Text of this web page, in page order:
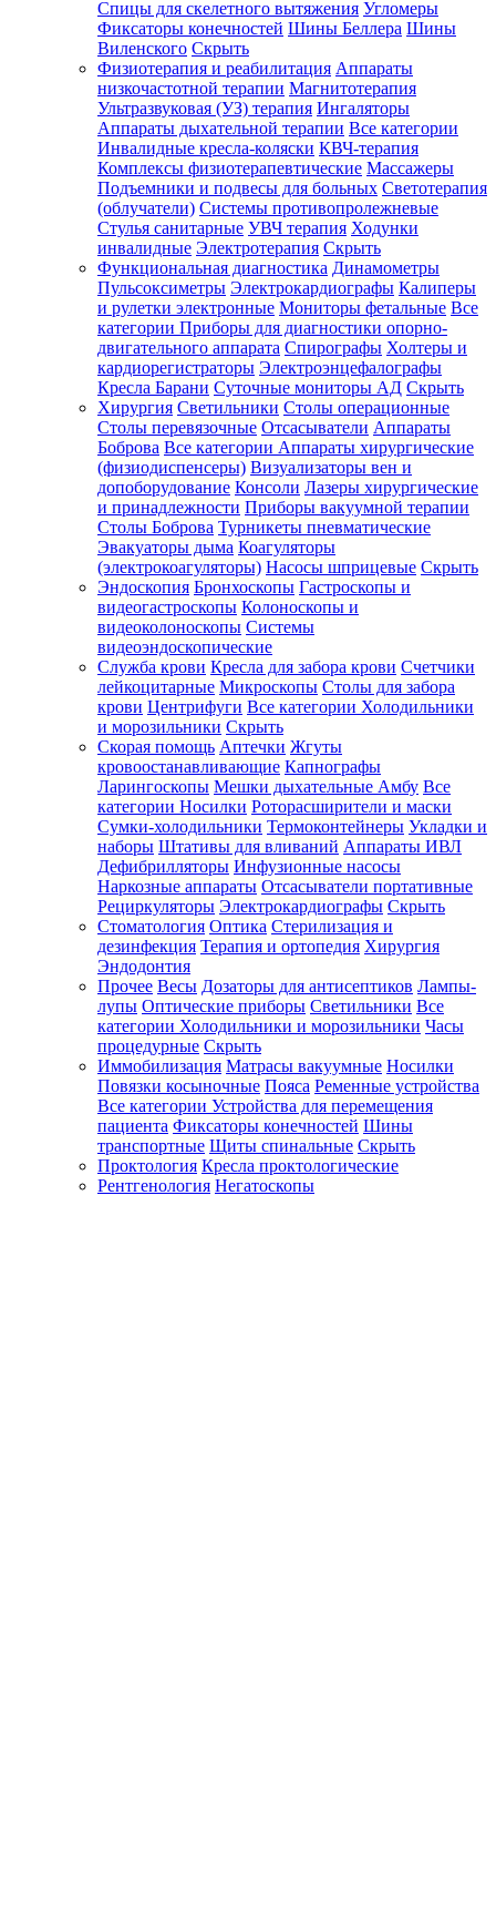
Спицы для скелетного вытяжения Угломеры
Фиксаторы конечностей Шины Беллера Шины
Виленского Скрыть
Физиотерапия и реабилитация Аппараты
низкочастотной терапии Магнитотерапия
Ультразвуковая (УЗ) терапия Ингаляторы
Аппараты дыхательной терапии Все категории
Инвалидные кресла-коляски КВЧ-терапия
Комплексы физиотерапевтические Массажеры
Подъемники и подвесы для больных Светотерапия
(облучатели) Системы противопролежневые
Стулья санитарные УВЧ терапия Ходунки
инвалидные Электротерапия Скрыть
Функциональная диагностика Динамометры
Пульсоксиметры Электрокардиографы Калиперы
и рулетки электронные Мониторы фетальные Все
категории Приборы для диагностики опорно-
двигательного аппарата Спирографы Холтеры и
кардиорегистраторы Электроэнцефалографы
Кресла Барани Суточные мониторы АД Скрыть
Хирургия Светильники Столы операционные
Столы перевязочные Отсасыватели Аппараты
Боброва Все категории Аппараты хирургические
(физиодиспенсеры) Визуализаторы вен и
допоборудование Консоли Лазеры хирургические
и принадлежности Приборы вакуумной терапии
Столы Боброва Турникеты пневматические
Эвакуаторы дыма Коагуляторы
(электрокоагуляторы) Насосы шприцевые Скрыть
Эндоскопия Бронхоскопы Гастроскопы и
видеогастроскопы Колоноскопы и
видеоколоноскопы Системы
видеоэндоскопические
Служба крови Кресла для забора крови Счетчики
лейкоцитарные Микроскопы Столы для забора
крови Центрифуги Все категории Холодильники
и морозильники Скрыть
Скорая помощь Аптечки Жгуты
кровоостанавливающие Капнографы
Ларингоскопы Мешки дыхательные Амбу Все
категории Носилки Роторасширители и маски
Сумки-холодильники Термоконтейнеры Укладки и
наборы Штативы для вливаний Аппараты ИВЛ
Дефибрилляторы Инфузионные насосы
Наркозные аппараты Отсасыватели портативные
Рециркуляторы Электрокардиографы Скрыть
Стоматология Оптика Стерилизация и
дезинфекция Терапия и ортопедия Хирургия
Эндодонтия
Прочее Весы Дозаторы для антисептиков Лампы-
лупы Оптические приборы Светильники Все
категории Холодильники и морозильники Часы
процедурные Скрыть
Иммобилизация Матрасы вакуумные Носилки
Повязки косыночные Пояса Ременные устройства
Все категории Устройства для перемещения
пациента Фиксаторы конечностей Шины
транспортные Щиты спинальные Скрыть
Проктология Кресла проктологические
Рентгенология Негатоскопы